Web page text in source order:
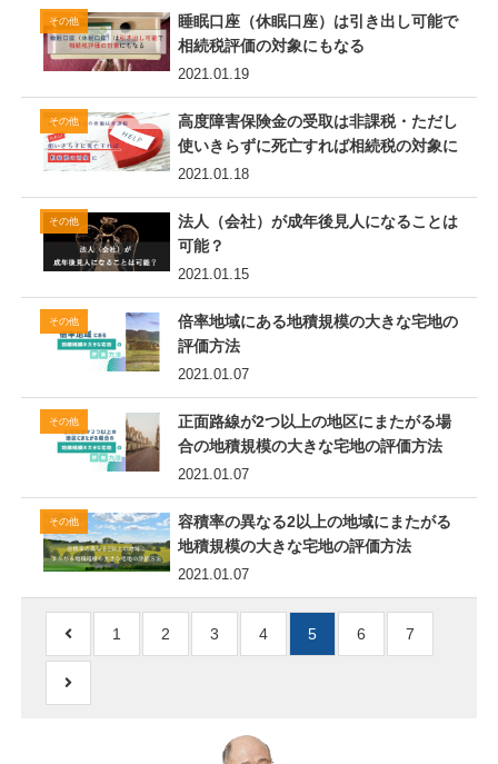
その他
2021.01.19
睡眠口座（休眠口座）は引き出し可能で
相続税評価の対象にもなる
その他
2021.01.18
高度障害保険金の受取は非課税・ただし
使いきらずに死亡すれば相続税の対象に
その他
2021.01.15
法人（会社）が成年後見人になることは
可能？
その他
2021.01.07
倍率地域にある地積規模の大きな宅地の
評価方法
その他
2021.01.07
正面路線が2つ以上の地区にまたがる場
合の地積規模の大きな宅地の評価方法
その他
2021.01.07
容積率の異なる2以上の地域にまたがる
地積規模の大きな宅地の評価方法
1 2 3 4 5 6 7